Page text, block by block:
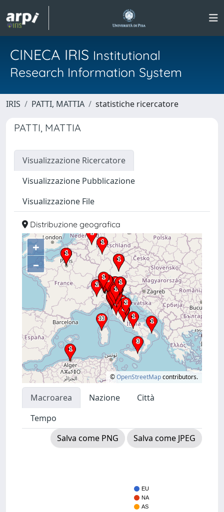
CINECA IRIS Institutional
Research Information System
IRIS PATTI, MATTIA statistiche ricercatore
PATTI, MATTIA
Visualizzazione Ricercatore
Visualizzazione Pubblicazione
Visualizzazione File
Distribuzione geografica
+
–
©OpenStreetMapcontributors.
Macroarea Nazione
Città
Tempo
Salva come PNG
Salva come JPEG
EU
NA
AS